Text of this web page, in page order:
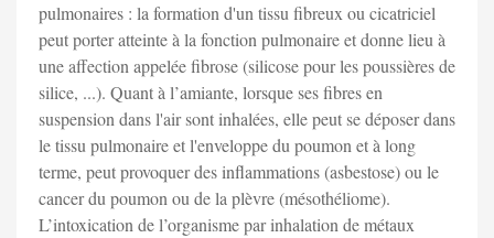
pulmonaires : la formation d'un tissu fibreux ou cicatriciel
peut porter atteinte à la fonction pulmonaire et donne lieu à
une affection appelée fibrose (silicose pour les poussières de
silice, ...). Quant à l’amiante, lorsque ses fibres en
suspension dans l'air sont inhalées, elle peut se déposer dans
le tissu pulmonaire et l'enveloppe du poumon et à long
terme, peut provoquer des inflammations (asbestose) ou le
cancer du poumon ou de la plèvre (mésothéliome).
L’intoxication de l’organisme par inhalation de métaux